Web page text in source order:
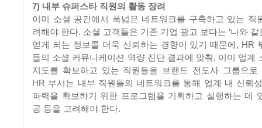
7) 내부 슈퍼스타 직원의 활동 장려
이미 소셜 공간에서 폭넓은 네트워크를 구축하고 있는 직
려해야 한다. 소셜 고객들은 기존 기업 광고 보다는 ‘나와 같
얻게 되는 정보를 더욱 신뢰하는 경향이 있기 때문에, HR
들의 소셜 커뮤니케이션 역량 진단 결과에 맞춰, 이미 업계
지도를 확보하고 있는 직원들을 브랜드 전도사 그룹으
HR 부서는 내부 직원들의 네트워크를 통해 업계 내 신뢰
파력을 확보하기 위한 프로그램을 기획하고 실행하는 데
공 등을 고려해야 한다.